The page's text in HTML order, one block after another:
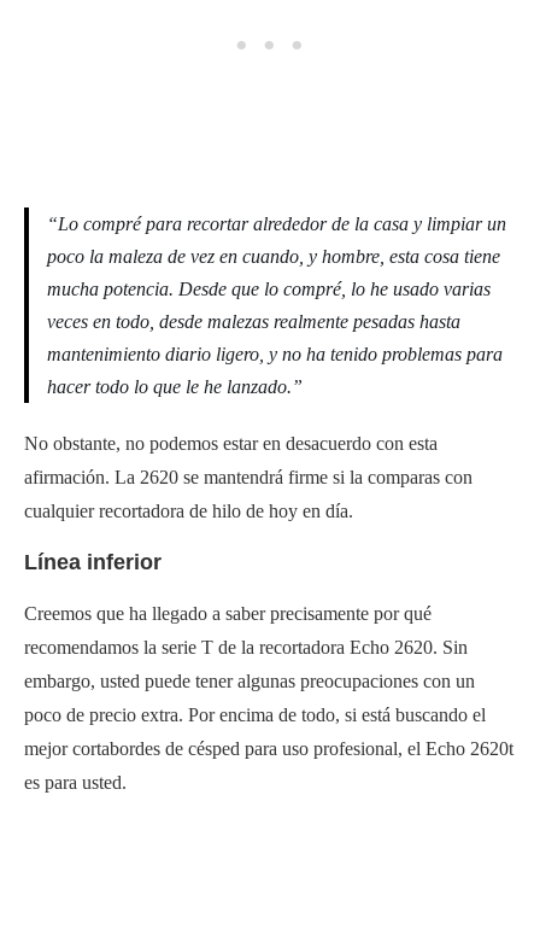
“Lo compré para recortar alrededor de la casa y limpiar un
poco la maleza de vez en cuando, y hombre, esta cosa tiene
mucha potencia. Desde que lo compré, lo he usado varias
veces en todo, desde malezas realmente pesadas hasta
mantenimiento diario ligero, y no ha tenido problemas para
hacer todo lo que le he lanzado.”
No obstante, no podemos estar en desacuerdo con esta
afirmación. La 2620 se mantendrá firme si la comparas con
cualquier recortadora de hilo de hoy en día.
Línea inferior
Creemos que ha llegado a saber precisamente por qué
recomendamos la serie T de la recortadora Echo 2620. Sin
embargo, usted puede tener algunas preocupaciones con un
poco de precio extra. Por encima de todo, si está buscando el
mejor cortabordes de césped para uso profesional, el Echo 2620t
es para usted.